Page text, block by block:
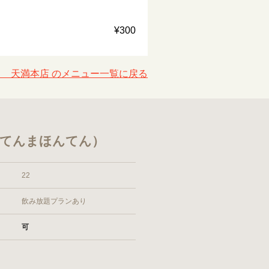
¥300
天満本店 のメニュー一覧に戻る
んまほんてん）
22
飲み放題プランあり
可